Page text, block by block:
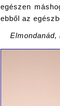
egészen
ebből az